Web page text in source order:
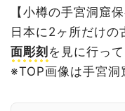
【小樽の手宮洞窟
日本に2ヶ所だけの
面彫刻 を見に行って
※TOP画像は手宮洞